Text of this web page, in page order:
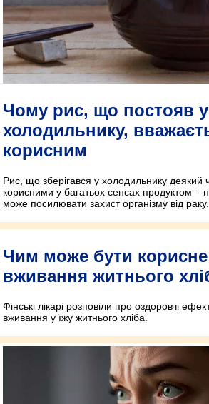
Чому рис, що постояв у
холодильнику,
корисним
Рис, що зберігався у холодильнику деякий
корисними у багатьох сенсах продуктом –
може посилювати захист організму від раку.
Чим може бути
вживання житнього
Фінські лікарі розповіли про оздоровчі
вживання у їжу житнього хліба.